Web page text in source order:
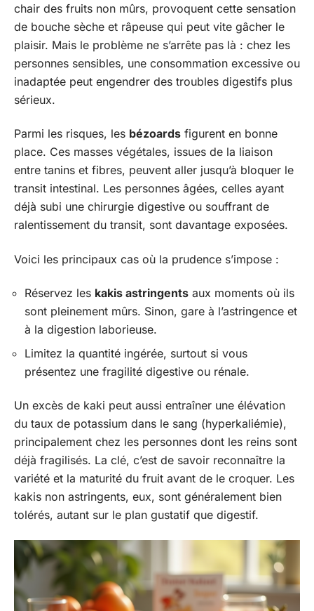
chair des fruits non mûrs, provoquent cette sensation
de bouche sèche et râpeuse qui peut vite gâcher le
plaisir. Mais le problème ne s’arrête pas là : chez les
personnes sensibles, une consommation excessive ou
inadaptée peut engendrer des troubles digestifs plus
sérieux.
Parmi les risques, les bézoards figurent en bonne
place. Ces masses végétales, issues de la liaison
entre tanins et fibres, peuvent aller jusqu’à bloquer le
transit intestinal. Les personnes âgées, celles ayant
déjà subi une chirurgie digestive ou souffrant de
ralentissement du transit, sont davantage exposées.
Voici les principaux cas où la prudence s’impose :
Réservez les kakis astringents aux moments où ils
sont pleinement mûrs. Sinon, gare à l’astringence et
à la digestion laborieuse.
Limitez la quantité ingérée, surtout si vous
présentez une fragilité digestive ou rénale.
Un excès de kaki peut aussi entraîner une élévation
du taux de potassium dans le sang (hyperkaliémie),
principalement chez les personnes dont les reins sont
déjà fragilisés. La clé, c’est de savoir reconnaître la
variété et la maturité du fruit avant de le croquer. Les
kakis non astringents, eux, sont généralement bien
tolérés, autant sur le plan gustatif que digestif.